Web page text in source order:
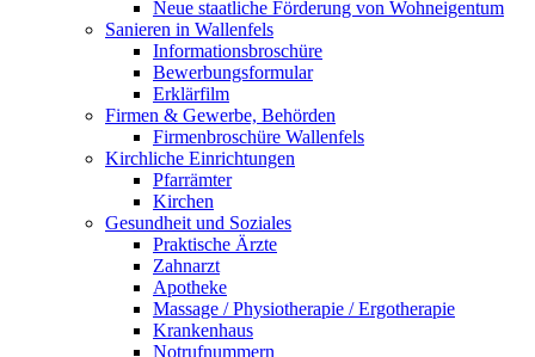
Neue staatliche Förderung von Wohneigentum
Sanieren in Wallenfels
Informationsbroschüre
Bewerbungsformular
Erklärfilm
Firmen & Gewerbe, Behörden
Firmenbroschüre Wallenfels
Kirchliche Einrichtungen
Pfarrämter
Kirchen
Gesundheit und Soziales
Praktische Ärzte
Zahnarzt
Apotheke
Massage / Physiotherapie / Ergotherapie
Krankenhaus
Notrufnummern